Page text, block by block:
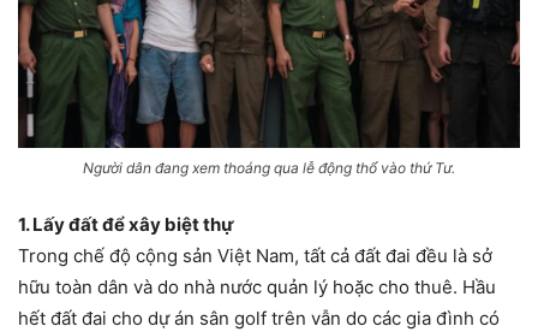
Người dân đang xem thoáng qua lễ động thổ vào thứ Tư.
1. Lấy đất để xây biệt thự
Trong chế độ cộng sản Việt Nam, tất cả đất đai đều là sở
hữu toàn dân và do nhà nước quản lý hoặc cho thuê. Hầu
hết đất đai cho dự án sân golf trên vẫn do các gia đình có